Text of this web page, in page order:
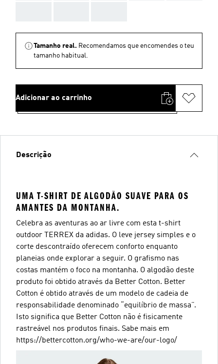
Tamanho real. Recomendamos que encomendes o teu
tamanho habitual.
Adicionar ao carrinho
Descrição
UMA T-SHIRT DE ALGODÃO SUAVE PARA OS
AMANTES DA MONTANHA.
Celebra as aventuras ao ar livre com esta t-shirt
outdoor TERREX da adidas. O leve jersey simples e o
corte descontraído oferecem conforto enquanto
planeias onde explorar a seguir. O grafismo nas
costas mantém o foco na montanha. O algodão deste
produto foi obtido através da Better Cotton. Better
Cotton é obtido através de um modelo de cadeia de
responsabilidade denominado “equilíbrio de massa”.
Isto significa que Better Cotton não é fisicamente
rastreável nos produtos finais. Sabe mais em
https://bettercotton.org/who-we-are/our-logo/